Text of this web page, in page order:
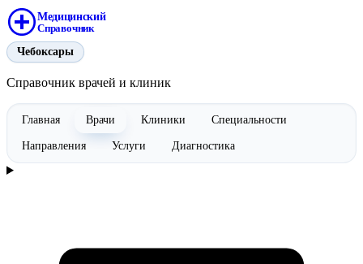
Медицинский
Справочник
Чебоксары
Справочник врачей и клиник
Главная Врачи Клиники Специальности
Направления Услуги Диагностика